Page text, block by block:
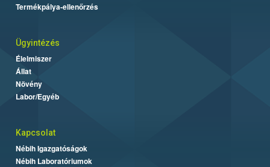
Termékpálya-ellenőrzés
Ügyintézés
Élelmiszer
Állat
Növény
Labor/Egyéb
Kapcsolat
Nébih Igazgatóságok
Nébih Laboratóriumok